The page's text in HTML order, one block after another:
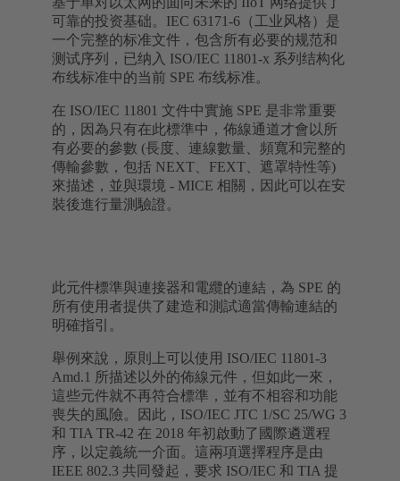
可靠的投资基础。IEC 63171-6（工业风格）是
一个完整的标准文件，包含所有必要的规范和
测试序列，已纳入 ISO/IEC 11801-x 系列结构化
布线标准中的当前 SPE 布线标准。
在 ISO/IEC 11801 文件中實施 SPE 是非常重要
的，因為只有在此標準中，佈線通道才會以所
有必要的參數 (長度、連線數量、頻寬和完整的
傳輸參數，包括 NEXT、FEXT、遮罩特性等)
來描述，並與環境 - MICE 相關，因此可以在安
裝後進行量測驗證。
此元件標準與連接器和電纜的連結，為 SPE 的
所有使用者提供了建造和測試適當傳輸連結的
明確指引。
舉例來說，原則上可以使用 ISO/IEC 11801-3
Amd.1 所描述以外的佈線元件，但如此一來，
這些元件就不再符合標準，並有不相容和功能
喪失的風險。因此，ISO/IEC JTC 1/SC 25/WG 3
和 TIA TR-42 在 2018 年初啟動了國際遴選程
序，以定義統一介面。這兩項選擇程序是由
IEEE 802.3 共同發起，要求 ISO/IEC 和 TIA 提